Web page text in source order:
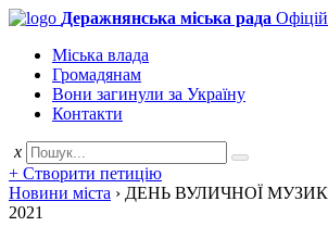
Деражнянська міська рада
Міська влада
Громадянам
Вони загинули за Україну
Контакти
x
+ Створити петицію
Новини міста › ДЕНЬ ВУЛИЧНОЇ
2021